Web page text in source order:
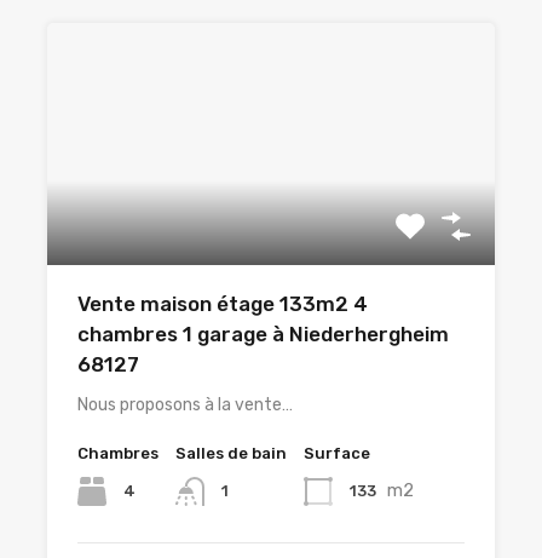
Vente maison étage 133m2 4
chambres 1 garage à Niederhergheim
68127
Nous proposons à la vente…
Chambres
4
Salles de bain
1
Surface
133 m2